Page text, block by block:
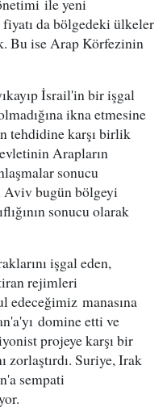
ile yeni
da bölgedeki ülkeler
Bu ise Arap Körfezinin
İsrail'in bir işgal
ikna etmesine
tehdidine karşı birlik
Arapların
sonucu
Aviv bugün bölgeyi
sonucu olarak
işgal eden,
rejimleri
edeceğimiz manasına
domine etti ve
projeye karşı bir
zorlaştırdı. Suriye, Irak
sempati